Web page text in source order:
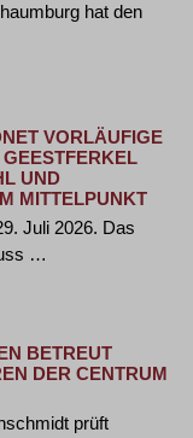
hat den
VORLÄUFIGE
UND
MITTELPUNKT
Juli 2026. Das
…
BETREUT
DER CENTRUM
prüft